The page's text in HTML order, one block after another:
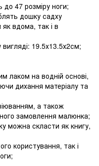
до 47 розміру ноги;
дошку садху
вдома, так і в
19.5х13.5х2см;
лаком на водній основі,
дихання матеріалу та
а також
замовлення малюнка;
можна скласти як книгу,
користування, так і